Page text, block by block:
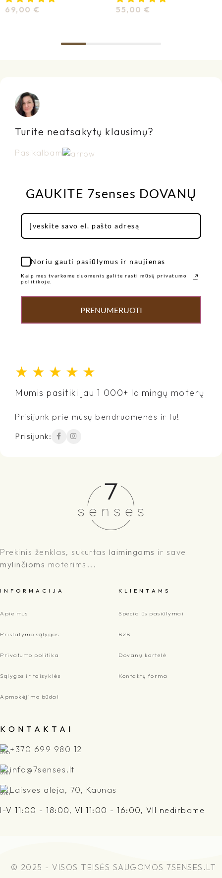
69,00 € 55,00 €
Turite neatsakytų klausimų?
Pasikalbam
GAUKITE 7senses DOVANŲ
Noriu gauti pasiūlymus ir naujienas
Kaip mes tvarkome duomenis galite rasti mūsų privatumo
politikoje.
PRENUMERUOTI
★ ★ ★ ★ ★
Mumis pasitiki jau 1 000+ laimingų moterų
Prisijunk prie mūsų bendruomenės ir tu!
Prisijunk:
Prekinis ženklas, sukurtas laimingoms ir save
mylinčioms moterims...
I N F O R M A C I J A
Apie mus
Pristatymo sąlygos
Privatumo politika
Sąlygos ir taisyklės
Apmokėjimo būdai
K L I E N T A M S
Specialūs pasiūlymai
B2B
Dovanų kortelė
Kontaktų forma
K O N T A K T A I
+370 699 980 12
info@7senses.lt
Laisvės alėja, 70, Kaunas
I-V 11:00 - 18:00, VI 11:00 - 16:00, VII nedirbame
© 2025 - VISOS TEISĖS SAUGOMOS 7SENSES.LT